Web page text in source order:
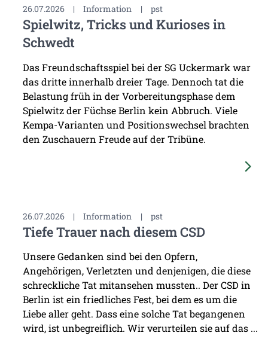
26.07.2026 | Information | pst
Spielwitz, Tricks und Kurioses in
Schwedt
Das Freundschaftsspiel bei der SG Uckermark war
das dritte innerhalb dreier Tage. Dennoch tat die
Belastung früh in der Vorbereitungsphase dem
Spielwitz der Füchse Berlin kein Abbruch. Viele
Kempa-Varianten und Positionswechsel brachten
den Zuschauern Freude auf der Tribüne.
26.07.2026 | Information | pst
Tiefe Trauer nach diesem CSD
Unsere Gedanken sind bei den Opfern,
Angehörigen, Verletzten und denjenigen, die diese
schreckliche Tat mitansehen mussten.. Der CSD in
Berlin ist ein friedliches Fest, bei dem es um die
Liebe aller geht. Dass eine solche Tat begangenen
wird, ist unbegreiflich. Wir verurteilen sie auf das ...